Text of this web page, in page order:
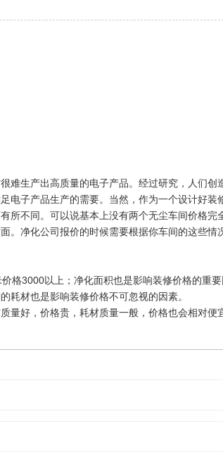
难生产出高质量的电子产品。经过研究，人们创
电子产品生产的需要。当然，作为一个设计好装
所不同。可以说基本上没有两个无尘车间价格完
。净化公司报价的时候需要根据你车间的这些情
格3000以上；净化面积也是影响装修价格的重
耗材也是影响装修价格不可忽视的因素。
量好，价格贵，耗材质量一般，价格也会相对便